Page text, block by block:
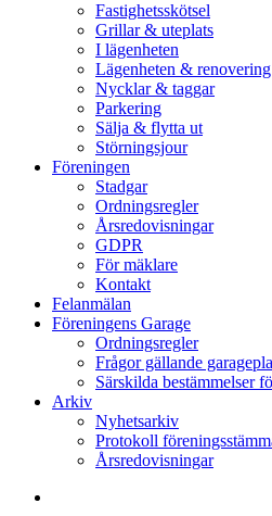
Fastighetsskötsel
Grillar & uteplats
I lägenheten
Lägenheten & renovering
Nycklar & taggar
Parkering
Sälja & flytta ut
Störningsjour
Föreningen
Stadgar
Ordningsregler
Årsredovisningar
GDPR
För mäklare
Kontakt
Felanmälan
Föreningens Garage
Ordningsregler
Frågor gällande
Särskilda bestämmelser
Arkiv
Nyhetsarkiv
Protokoll
Årsredovisningar